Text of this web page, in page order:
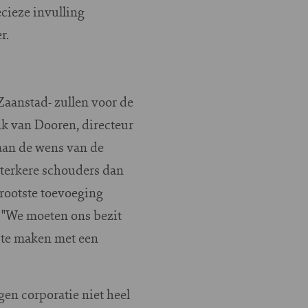
invulling
zullen voor de
van Dooren, directeur
de wens van de
schouders dan
toevoeging
moeten ons bezit
maken met een
corporatie niet heel